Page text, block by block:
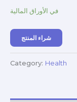
في الأوراق المالية
شراء المنتج
Category: Health